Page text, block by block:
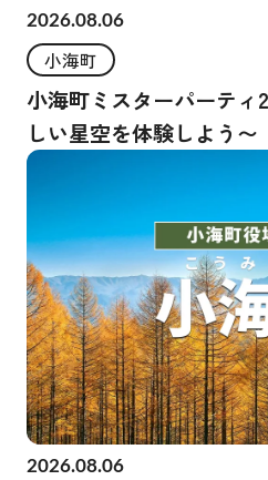
2026.08.06
小海町
小海町ミスターパーテ
しい星空を体験しよう〜
2026.08.06